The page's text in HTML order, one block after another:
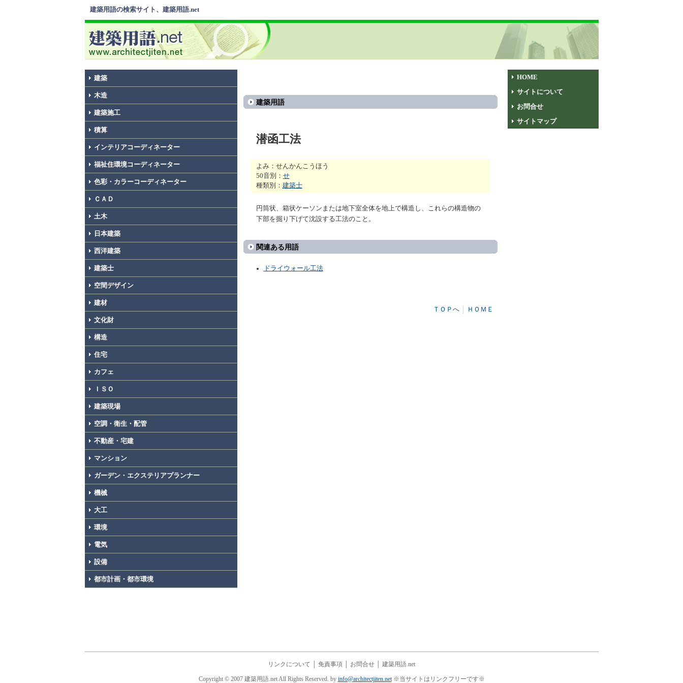
建築用語の検索サイト、建築用語.net
建築
木造
建築施工
積算
インテリアコーディネーター
福祉住環境コーディネーター
色彩・カラーコーディネーター
ＣＡＤ
土木
日本建築
西洋建築
建築士
空間デザイン
建材
文化財
構造
住宅
カフェ
ＩＳＯ
建築現場
空調・衛生・配管
不動産・宅建
マンション
ガーデン・エクステリアプランナー
機械
大工
環境
電気
設備
都市計画・都市環境
建築用語
潜函工法
よみ：せんかんこうほう
50音別： せ
種類別： 建築士
円筒状、箱状ケーソンまたは地下室全体を地上で構造し、これらの構造物の
下部を掘り下げて沈設する工法のこと。
関連ある用語
ドライウォール工法
ＴＯＰへ│ ＨＯＭＥ
HOME
サイトについて
お問合せ
サイトマップ
リンクについて 免責事項 お問合せ 建築用語.net
Copyright © 2007 建築用語.net All Rights Reserved. by info@architectjiten.net※当サイトはリンクフリーです※